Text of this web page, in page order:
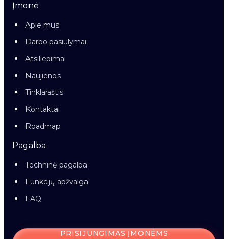
Įmonė
Apie mus
Darbo pasiūlymai
Atsiliepimai
Naujienos
Tinklaraštis
Kontaktai
Roadmap
Pagalba
Techninė pagalba
Funkcijų apžvalga
FAQ
PRISIJUNGIMAS ĮMONĖMS